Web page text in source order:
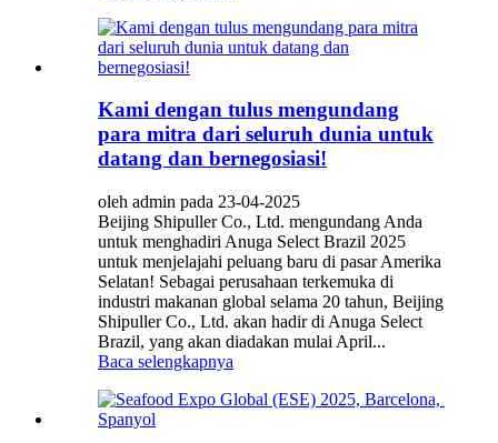
Kami dengan tulus mengundang
para mitra dari seluruh dunia untuk
datang dan bernegosiasi!
oleh admin pada 23-04-2025
Beijing Shipuller Co., Ltd. mengundang Anda
untuk menghadiri Anuga Select Brazil 2025
untuk menjelajahi peluang baru di pasar Amerika
Selatan! Sebagai perusahaan terkemuka di
industri makanan global selama 20 tahun, Beijing
Shipuller Co., Ltd. akan hadir di Anuga Select
Brazil, yang akan diadakan mulai April...
Baca selengkapnya